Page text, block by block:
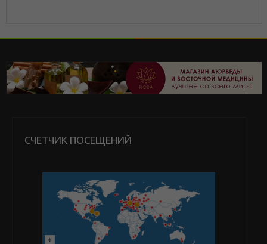
СЧЕТЧИК ПОСЕЩЕНИЙ